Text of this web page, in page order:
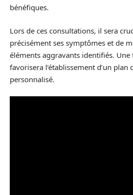
bénéfiques.
Lors de ces consultations, il sera
précisément ses symptômes et de
éléments aggravants identifiés.
favorisera l’établissement d’un plan
personnalisé.